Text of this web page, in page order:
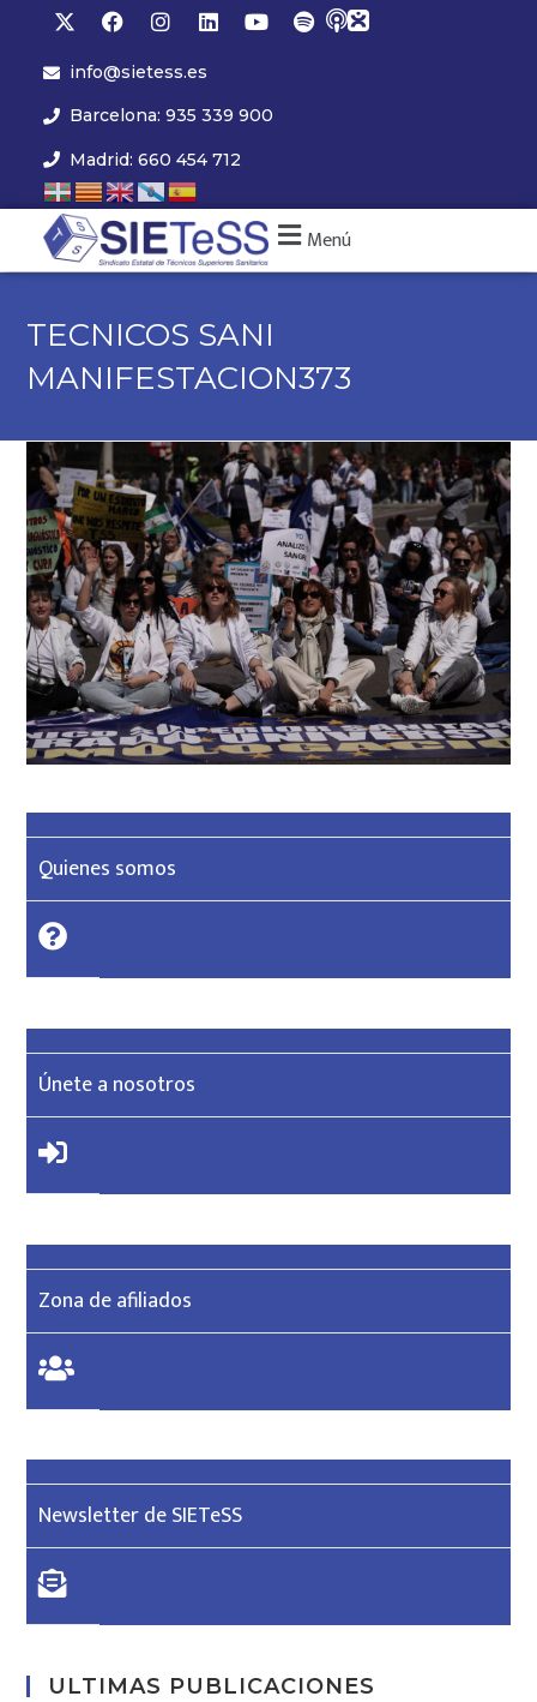
info@sietess.es
Barcelona: 935 339 900
Madrid: 660 454 712
Menú
TECNICOS SANI
MANIFESTACION373
Quienes somos
Únete a nosotros
Zona de afiliados
Newsletter de SIETeSS
ULTIMAS PUBLICACIONES